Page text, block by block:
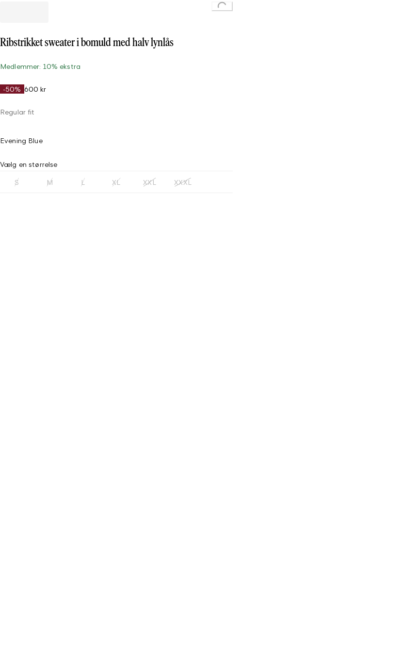
Ribstrikket sweater i bomuld med halv lynlås
Medlemmer: 10% ekstra
-50% 600 kr
Regular fit
Evening Blue
Vælg en størrelse
S M L XL XXL XXXL